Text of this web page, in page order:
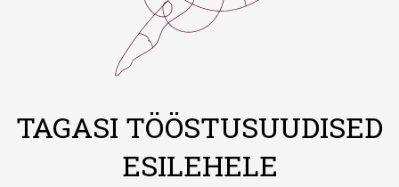
TAGASI TÖÖSTUSUUDISED
ESILEHELE